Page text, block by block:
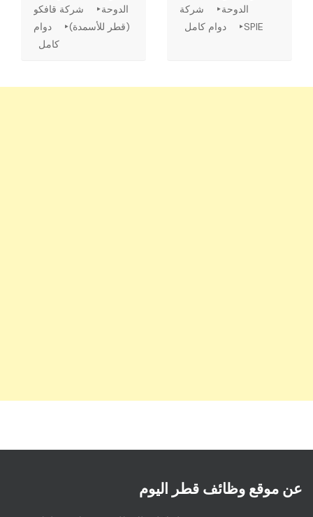
الدوحة
شركة
SPIE
دوام كامل
الدوحة
شركة قافكو
(قطر للأسمدة)
دوام
كامل
عن موقع وظائف قطر اليوم